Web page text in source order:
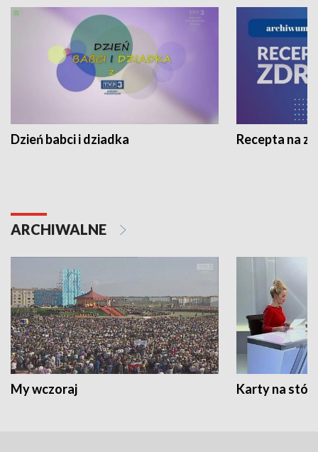
Dzień babci i dziadka Recepta na
ARCHIWALNE
My wczoraj Karty na